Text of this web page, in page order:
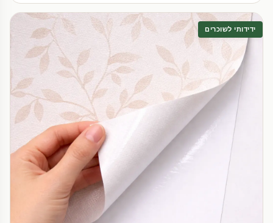
ידידותי לשוכרים